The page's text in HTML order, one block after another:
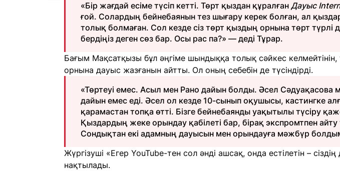
«Бір жағдай есіме түсіп кетті. Төрт қыздан құралған Дауыс
ғой. Солардың бейнебаянын тез шығару керек болған, ал
толық болмаған. Сол кезде сіз төрт қыздың орнына төрт түрлі
бердіңіз деген сөз бар. Осы рас па?» — деді Тұрар.
Бағым Мақсатқызы бұл әңгіме шындыққа толық сәйкес
орнына дауыс жазғанын айтты. Ол оның себебін де түсіндірді.
«Төртеуі емес. Асыл мен Рано дайын болды. Әсел Сәдуақасова
дайын емес еді. Әсел ол кезде 10-сынып оқушысы, кастингке
қарамастан топқа өтті. Бізге бейнебаянды уақытылы түсіру
Қыздардың жеке орындау қабілеті бар, бірақ экспромтпен айту
Сондықтан екі адамның дауысын мен орындауға мәжбүр
Жүргізуші «Егер YouTube-тен сол әнді ашсақ, онда естілетін –
нақтылады.